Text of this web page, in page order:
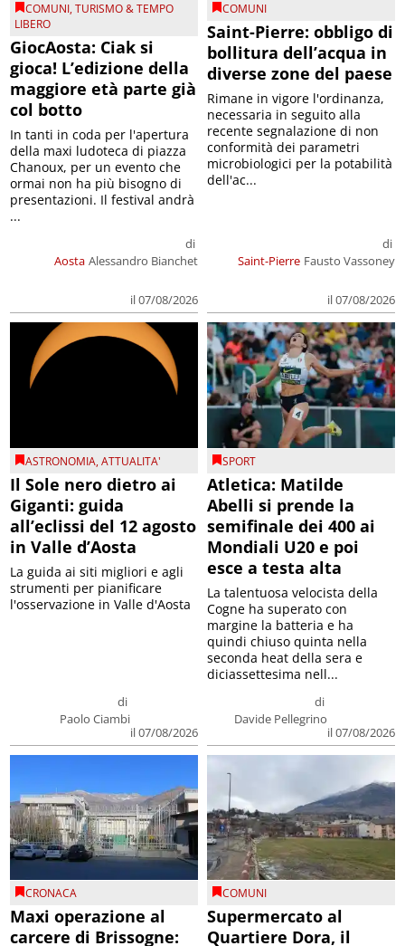
COMUNI,TURISMO & TEMPO
LIBERO
GiocAosta: Ciak si
gioca! L’edizione della
maggiore età parte già
col botto
Aosta
di
Alessandro Bianchet
il 07/08/2026
In tanti in coda per l'apertura
della maxi ludoteca di piazza
Chanoux, per un evento che
ormai non ha più bisogno di
presentazioni. Il festival andrà
...
COMUNI
Saint-Pierre: obbligo di
bollitura dell’acqua in
diverse zone del paese
Saint-Pierre
di
Fausto Vassoney
il 07/08/2026
Rimane in vigore l'ordinanza,
necessaria in seguito alla
recente segnalazione di non
conformità dei parametri
microbiologici per la potabilità
dell'ac...
ASTRONOMIA,ATTUALITA'
Il Sole nero dietro ai
Giganti: guida
all’eclissi del 12 agosto
in Valle d’Aosta
di
Paolo Ciambi
il 07/08/2026
La guida ai siti migliori e agli
strumenti per pianificare
l'osservazione in Valle d'Aosta
SPORT
Atletica: Matilde
Abelli si prende la
semifinale dei 400 ai
Mondiali U20 e poi
esce a testa alta
di
Davide Pellegrino
il 07/08/2026
La talentuosa velocista della
Cogne ha superato con
margine la batteria e ha
quindi chiuso quinta nella
seconda heat della sera e
diciassettesima nell...
CRONACA
Maxi operazione al
carcere di Brissogne:
COMUNI
Supermercato al
Quartiere Dora, il